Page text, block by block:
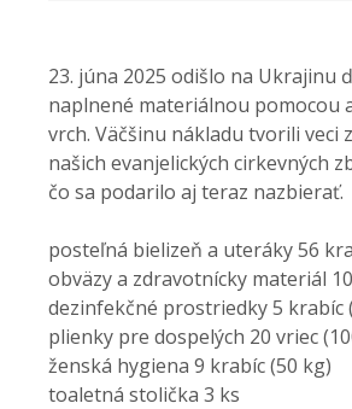
23. júna 2025 odišlo na Ukrajinu
naplnené materiálnou pomocou
vrch. Väčšinu nákladu tvorili veci
našich evanjelických cirkevných
čo sa podarilo aj teraz nazbierať.
posteľná bielizeň a uteráky 56
obväzy a zdravotnícky materiál
dezinfekčné prostriedky 5 krabíc
plienky pre dospelých 20 vriec
ženská hygiena 9 krabíc (50 kg)
toaletná stolička 3 ks